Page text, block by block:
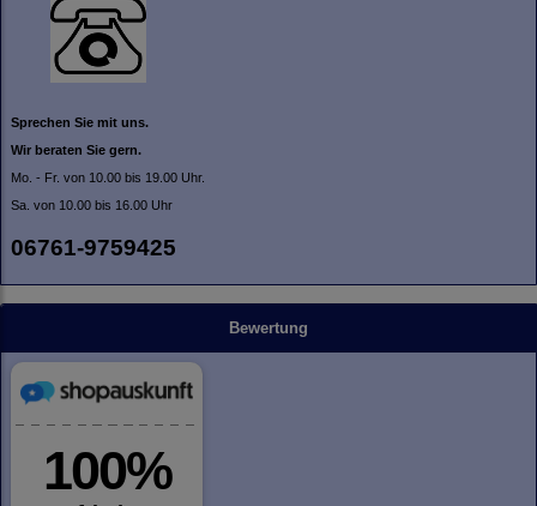
Sprechen Sie mit uns.
Wir beraten Sie gern.
Mo. - Fr. von 10.00 bis 19.00 Uhr.
Sa. von 10.00 bis 16.00 Uhr
06761-9759425
Bewertung